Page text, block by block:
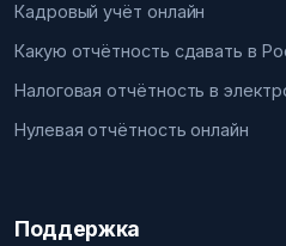
Кадровый учёт онлайн
Какую отчётность сдавать в
Налоговая отчётность в
Нулевая отчётность онлайн
Поддержка